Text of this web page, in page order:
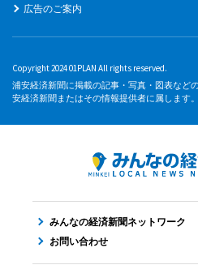
広告のご案内
Copyright 2024 01PLAN All rights reserved.
浦安経済新聞に掲載の記事・写真・図表など
安経済新聞またはその情報提供者に属します。
みんなの経済新聞ネットワーク
お問い合わせ